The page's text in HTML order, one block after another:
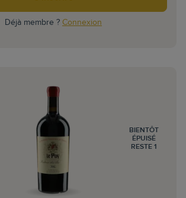
Déjà membre ? Connexion
BIENTÔT
ÉPUISÉ
RESTE 1